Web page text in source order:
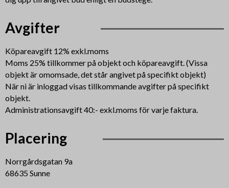
Avgifter
Köpareavgift 12% exkl.moms
Moms 25% tillkommer på objekt och köpareavgift. (Vissa
objekt är omomsade, det står angivet på specifikt objekt)
När ni är inloggad visas tillkommande avgifter på specifikt
objekt.
Administrationsavgift 40:- exkl.moms för varje faktura.
Placering
Norrgårdsgatan 9a
68635 Sunne